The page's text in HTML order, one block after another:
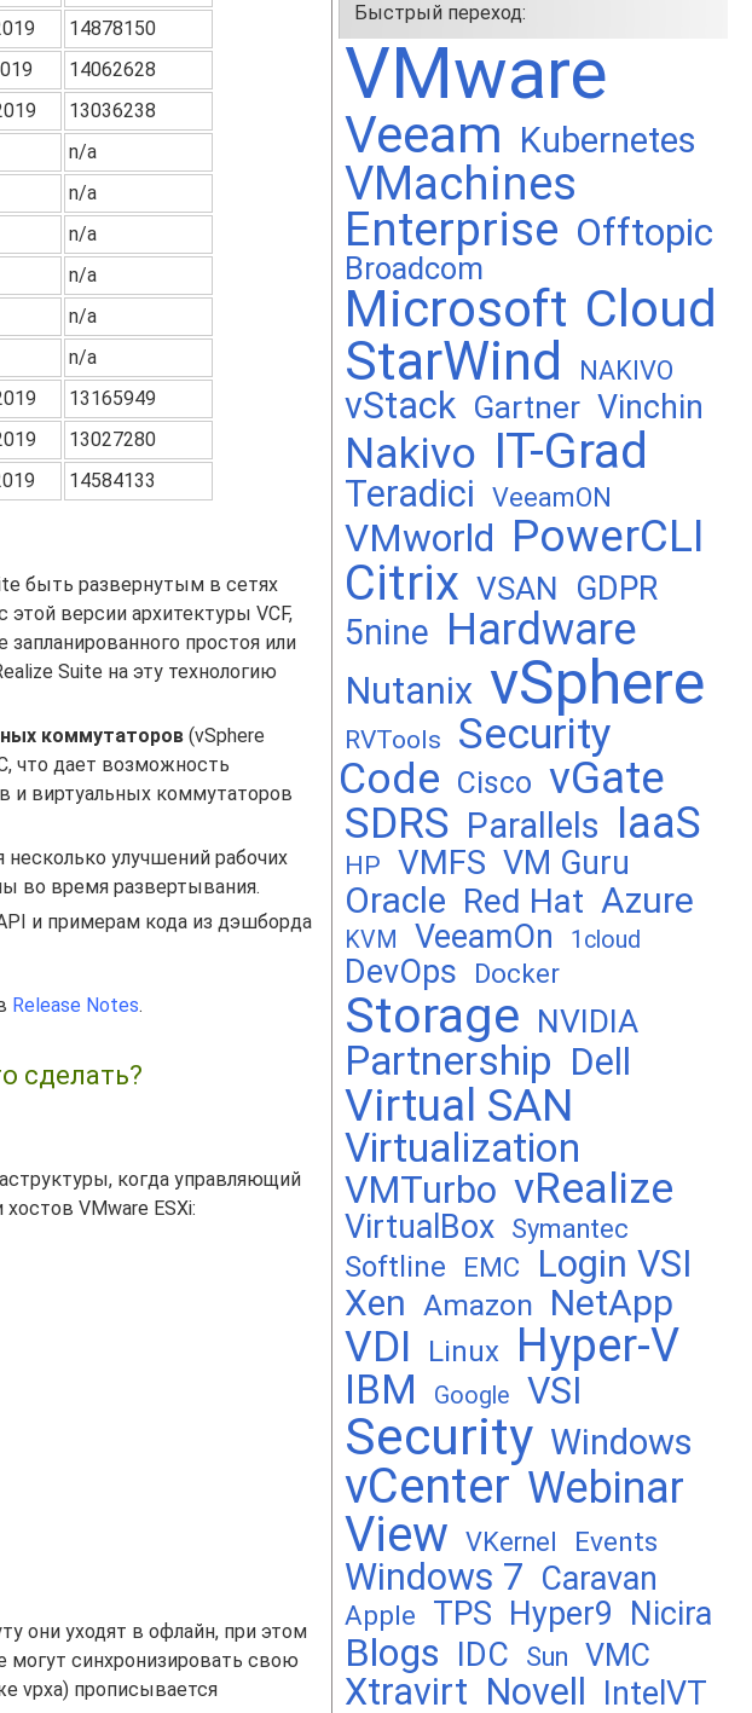
14878150
14062628
13036238
n/a
n/a
n/a
n/a
n/a
n/a
13165949
13027280
14584133
быть развернутым в сетях
версии архитектуры VCF,
простоя или
Suite на эту технологию
коммутаторов (vSphere
что дает возможность
и виртуальных коммутаторов
улучшений рабочих
во время развертывания.
и примерам кода из дэшборда
Release Notes.
сделать?
когда управляющий
VMware ESXi:
они уходят в офлайн, при этом
могут синхронизировать свою
vpxa) прописывается
Быстрый переход:
VMware
Veeam Kubernetes
VMachines
Enterprise Offtopic
Broadcom
Microsoft Cloud
StarWind NAKIVO
vStack Gartner Vinchin
Nakivo IT-Grad
Teradici VeeamON
VMworld PowerCLI
Citrix VSAN GDPR
5nine Hardware
Nutanix vSphere
RVTools
Security
Code Cisco vGate
SDRS Parallels IaaS
HP VMFS VM Guru
Oracle Red Hat Azure
KVM VeeamOn 1cloud
DevOps Docker
Storage NVIDIA
Partnership Dell
Virtual SAN
Virtualization
VMTurbo vRealize
VirtualBox Symantec
Softline EMC
Login VSI
Xen Amazon NetApp
VDI Linux Hyper-V
IBM Google VSI
Security Windows
vCenter Webinar
View VKernel Events
Windows 7 Caravan
Apple TPS Hyper9 Nicira
Blogs IDC Sun VMC
Xtravirt Novell IntelVT